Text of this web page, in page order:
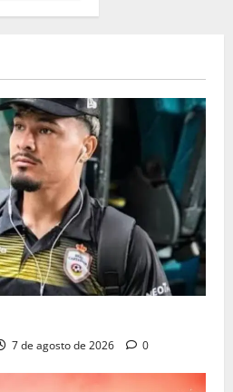
7 de agosto de 2026 0